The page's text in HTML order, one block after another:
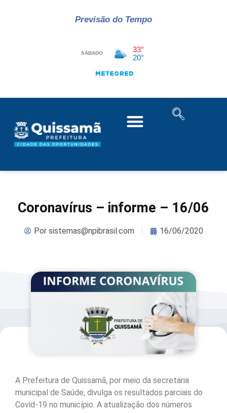
Previsão do Tempo
Coronavírus – informe – 16/06
Porsistemas@npibrasil.com 16/06/2020
A Prefeitura de Quissamã, por meio da secretaria
municipal de Saúde, divulga os resultados parciais do
Covid-19 no município. A atualização dos números